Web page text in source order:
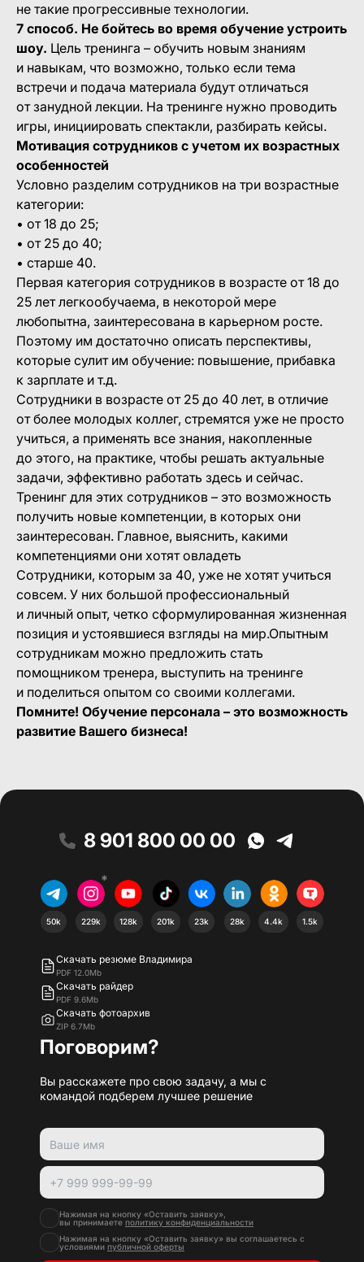
не такие прогрессивные технологии.
7 способ. Не бойтесь во время обучение устроить
шоу. Цель тренинга – обучить новым знаниям
и навыкам, что возможно, только если тема
встречи и подача материала будут отличаться
от занудной лекции. На тренинге нужно проводить
игры, инициировать спектакли, разбирать кейсы.
Мотивация сотрудников с учетом их возрастных
особенностей
Условно разделим сотрудников на три возрастные
категории:
• от 18 до 25;
• от 25 до 40;
• старше 40.
Первая категория сотрудников в возрасте от 18 до
25 лет легкообучаема, в некоторой мере
любопытна, заинтересована в карьерном росте.
Поэтому им достаточно описать перспективы,
которые сулит им обучение: повышение, прибавка
к зарплате и т.д.
Сотрудники в возрасте от 25 до 40 лет, в отличие
от более молодых коллег, стремятся уже не просто
учиться, а применять все знания, накопленные
до этого, на практике, чтобы решать актуальные
задачи, эффективно работать здесь и сейчас.
Тренинг для этих сотрудников – это возможность
получить новые компетенции, в которых они
заинтересован. Главное, выяснить, какими
компетенциями они хотят овладеть
Сотрудники, которым за 40, уже не хотят учиться
совсем. У них большой профессиональный
и личный опыт, четко сформулированная жизненная
позиция и устоявшиеся взгляды на мир.Опытным
сотрудникам можно предложить стать
помощником тренера, выступить на тренинге
и поделиться опытом со своими коллегами.
Помните! Обучение персонала – это возможность
развитие Вашего бизнеса!
8 901 800 00 00
50k
*
229k 128k 201k 23k 28k 4.4k 1.5k
Скачать резюме Владимира
PDF 12.0Mb
Скачать райдер
PDF 9.6Mb
Скачать фотоархив
ZIP 6.7Mb
Поговорим?
Вы расскажете про свою задачу, а мы с
командой подберем лучшее решение
Нажимая на кнопку «Оставить заявку»,
вы принимаете политику конфиденциальности
Нажимая на кнопку «Оставить заявку» вы соглашаетесь с
условиями публичной оферты